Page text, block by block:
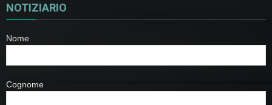
NOTIZIARIO
Nome
Cognome